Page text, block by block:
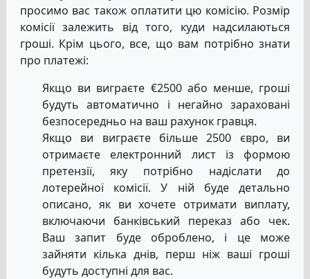
просимо вас також оплатити цю комісію. Розмір
комісії залежить від того, куди надсилаються
гроші. Крім цього, все, що вам потрібно знати
про платежі:
Якщо ви виграєте €2500 або менше, гроші
будуть автоматично і негайно зараховані
безпосередньо на ваш рахунок гравця.
Якщо ви виграєте більше 2500 євро, ви
отримаєте електронний лист із формою
претензії, яку потрібно надіслати до
лотерейної комісії. У ній буде детально
описано, як ви хочете отримати виплату,
включаючи банківський переказ або чек.
Ваш запит буде оброблено, і це може
зайняти кілька днів, перш ніж ваші гроші
будуть доступні для вас.